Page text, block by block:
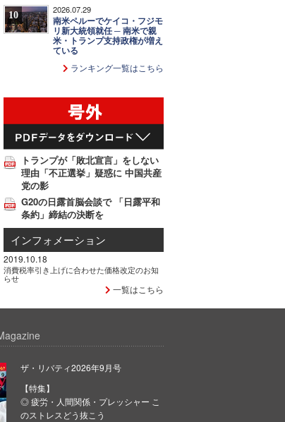
10 2026.07.29
南米ペルーでケイコ・フジモ
リ新大統領就任 ─ 南米で親
米・トランプ支持政権が増え
ている
ランキング一覧はこちら
トランプが「敗北宣言」をしない
理由「不正選挙」疑惑に 中国共産
党の影
G20の日露首脳会談で 「日露平和
条約」締結の決断を
インフォメーション
2019.10.18
消費税率引き上げに合わせた価格改定のお知
らせ
一覧はこちら
ザ・リバティ2026年9月号
【特集】
◎ 疲労・人間関係・プレッシャー こ
のストレスどう抜こう